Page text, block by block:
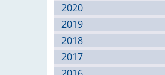
2020
2019
2018
2017